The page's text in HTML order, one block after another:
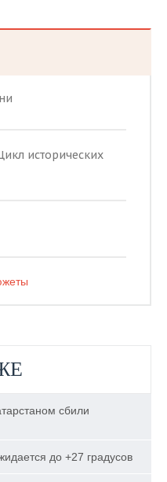
исторических
сбили
до +27 градусов